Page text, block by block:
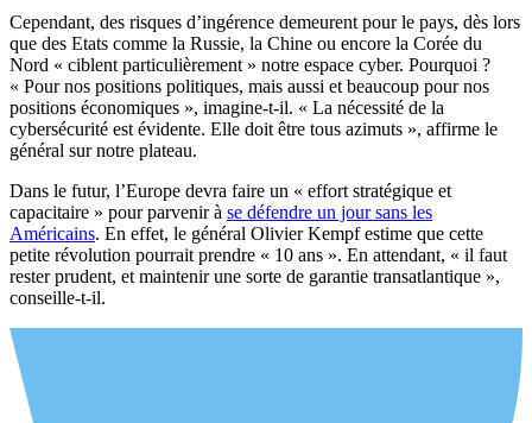
Cependant, des risques d’ingérence demeurent pour le pays, dès lors
que des Etats comme la Russie, la Chine ou encore la Corée du
Nord « ciblent particulièrement » notre espace cyber. Pourquoi ?
« Pour nos positions politiques, mais aussi et beaucoup pour nos
positions économiques », imagine-t-il. « La nécessité de la
cybersécurité est évidente. Elle doit être tous azimuts », affirme le
général sur notre plateau.
Dans le futur, l’Europe devra faire un « effort stratégique et
capacitaire » pour parvenir à se défendre un jour sans les
Américains. En effet, le général Olivier Kempf estime que cette
petite révolution pourrait prendre « 10 ans ». En attendant, « il faut
rester prudent, et maintenir une sorte de garantie transatlantique »,
conseille-t-il.